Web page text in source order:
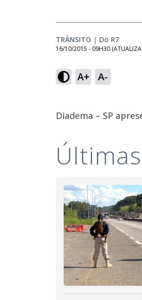
TRÂNSITO | Do R7
16/10/2015 - 09H30
A+ A-
Diadema – SP
Últimas